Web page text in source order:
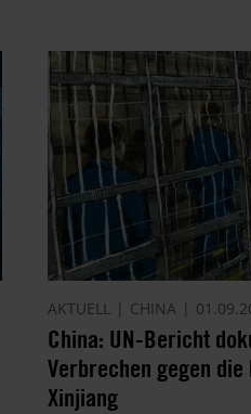
AKTUELL CHINA
China: UN-Bericht
Verbrechen gegen
Xinjiang